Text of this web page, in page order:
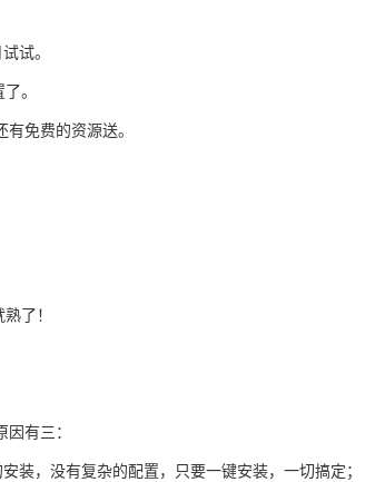
试。
。
免费的资源送。
了！
因有三：
装，没有复杂的配置，只要一键安装，一切搞定；